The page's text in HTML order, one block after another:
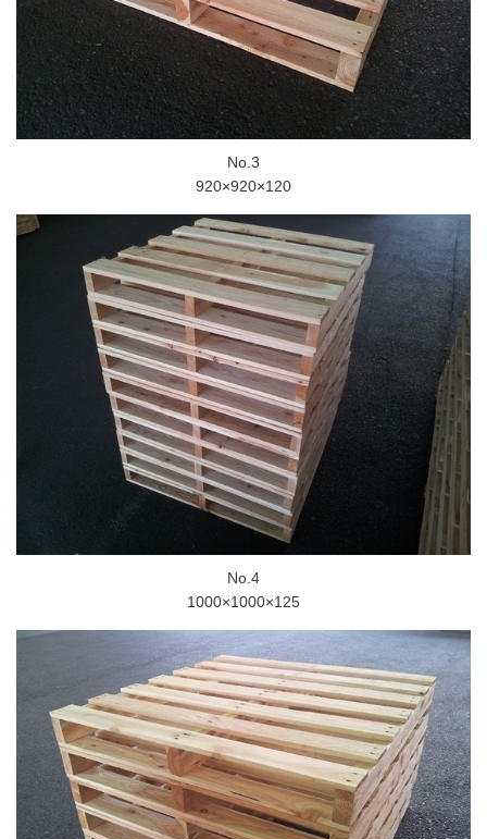
No.3
920×920×120
No.4
1000×1000×125